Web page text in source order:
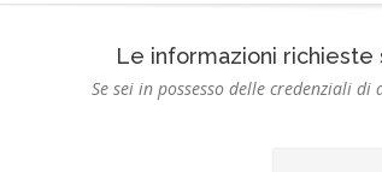
Le informazioni richieste
Se sei in possesso delle credenziali